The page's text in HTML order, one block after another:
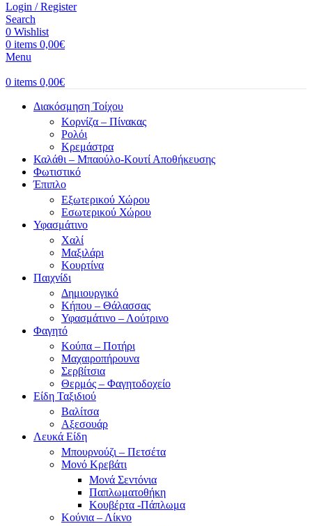
Login / Register
Search
0 Wishlist
0 items 0,00€
Menu
0 items 0,00€
Διακόσμηση Τοίχου
Κορνίζα – Πίνακας
Ρολόι
Κρεμάστρα
Καλάθι – Μπαούλο-Κουτί Αποθήκευσης
Φωτιστικό
Έπιπλο
Εξωτερικού Χώρου
Εσωτερικού Χώρου
Υφασμάτινο
Χαλί
Μαξιλάρι
Κουρτίνα
Παιχνίδι
Δημιουργικό
Κήπου – Θάλασσας
Υφασμάτινο – Λούτρινο
Φαγητό
Κούπα – Ποτήρι
Μαχαιροπήρουνα
Σερβίτσια
Θερμός – Φαγητοδοχείο
Είδη Ταξιδιού
Βαλίτσα
Αξεσουάρ
Λευκά Είδη
Μπουρνούζι – Πετσέτα
Μονό Κρεβάτι
Μονά Σεντόνια
Παπλωματοθήκη
Κουβέρτα -Πάπλωμα
Κούνια – Λίκνο